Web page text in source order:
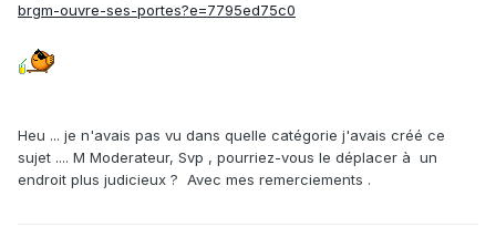
brgm-ouvre-ses-portes?e=7795ed75c0
Heu ... je n'avais pas vu dans quelle catégorie j'avais créé ce
sujet .... M Moderateur, Svp , pourriez-vous le déplacer à un
endroit plus judicieux ? Avec mes remerciements .